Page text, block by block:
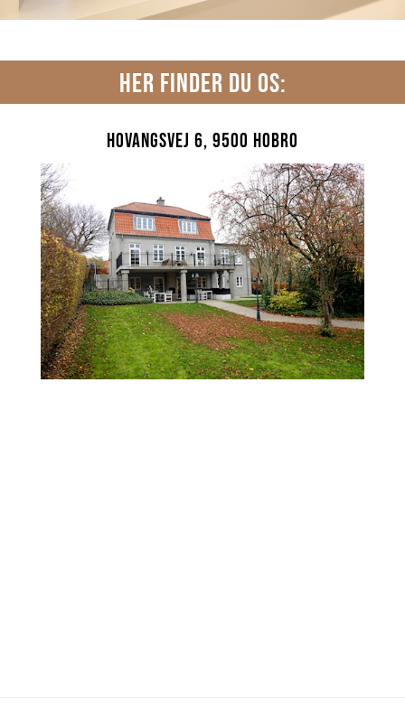
HER FINDER DU OS:
Hovangsvej 6, 9500 Hobro